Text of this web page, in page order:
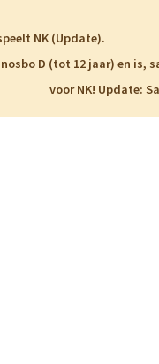
NK (Update).
D (tot 12 jaar) en is,
voor NK! Update: